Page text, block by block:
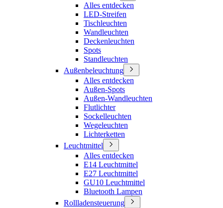
Alles entdecken
LED-Streifen
Tischleuchten
Wandleuchten
Deckenleuchten
Spots
Standleuchten
Außenbeleuchtung
Alles entdecken
Außen-Spots
Außen-Wandleuchten
Flutlichter
Sockelleuchten
Wegeleuchten
Lichterketten
Leuchtmittel
Alles entdecken
E14 Leuchtmittel
E27 Leuchtmittel
GU10 Leuchtmittel
Bluetooth Lampen
Rollladensteuerung